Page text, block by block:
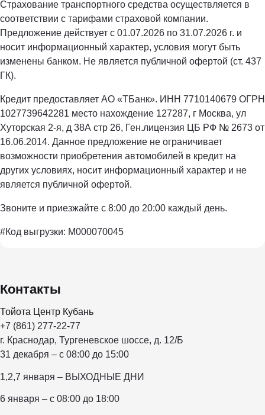
Страхование транспортного средства осуществляется в
соответствии с тарифами страховой компании.
Предложение действует с 01.07.2026 по 31.07.2026 г. и
носит информационный характер, условия могут быть
изменены банком. Не является публичной офертой (ст. 437
ГК).
Кредит предоставляет АО «ТБанк». ИНН 7710140679 ОГРН
1027739642281 место нахождение 127287, г Москва, ул
Хуторская 2-я, д 38А стр 26, Ген.лицензия ЦБ РФ № 2673 от
16.06.2014. Данное предложение не ограничивает
возможности приобретения автомобилей в кредит на
других условиях, носит информационный характер и не
является публичной офертой.
Звоните и приезжайте с 8:00 до 20:00 каждый день.
#Код выгрузки: M000070045
Контакты
Тойота Центр Кубань
+7 (861) 277-22-77
г. Краснодар, Тургеневское шоссе, д. 12/Б
31 декабря – с 08:00 до 15:00
1,2,7 января – ВЫХОДНЫЕ ДНИ
6 января – с 08:00 до 18:00